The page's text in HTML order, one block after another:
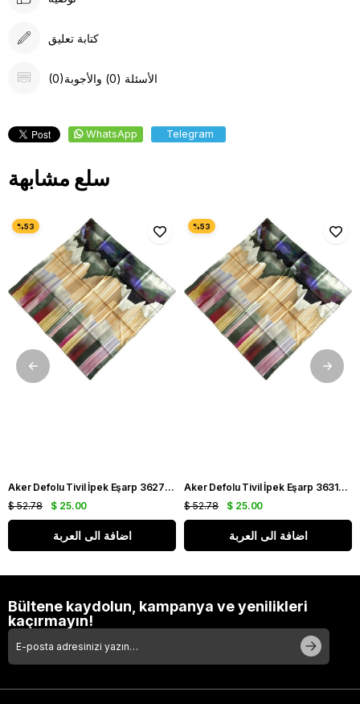
كتابة تعليق
(0)الأسئلة (0) والأجوبة
WhatsApp Telegram
سلع مشابهة
Aker Defolu Tivil İpek Eşarp 36275 Yeşil Karışık Desen
$ 25.00
$ 52.78
اضافة الى العربة
Aker Defolu Tivil İpek Eşarp 36312 Yeşil Karışık Desen
$ 25.00
$ 52.78
اضافة الى العربة
Bültene kaydolun, kampanya ve yenilikleri
kaçırmayın!